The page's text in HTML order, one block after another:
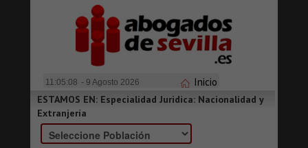
11:05:09 - 9 Agosto 2026 Inicio
ESTAMOS EN: Especialidad Juridica: Nacionalidad y
Extranjería